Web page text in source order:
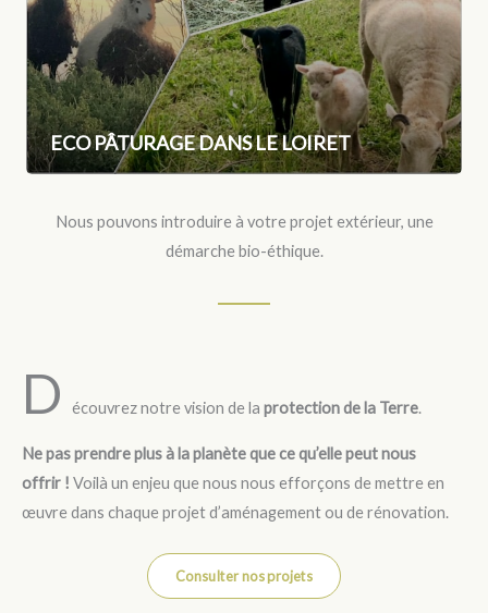
ECO PÂTURAGE DANS LE LOIRET
Nous pouvons introduire à votre projet extérieur, une
démarche bio-éthique.
D écouvrez notre vision de la protection de la Terre.
Ne pas prendre plus à la planète que ce qu’elle peut nous
offrir ! Voilà un enjeu que nous nous efforçons de mettre en
œuvre dans chaque projet d’aménagement ou de rénovation.
Consulter nos projets